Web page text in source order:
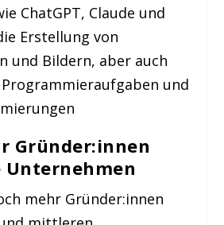
ChatGPT, Claude und
Erstellung von
und Bildern, aber auch
und
Gründer:innen
Unternehmen
mehr Gründer:innen